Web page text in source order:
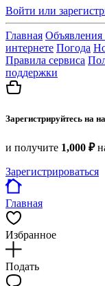
Войти или
Главная Объявления
интернете Погода
Правила сервиса
поддержки
Зарегистрируйтесь на
и получите 1,000 ₽
Зарегистрироваться
Главная
Избранное
Подать